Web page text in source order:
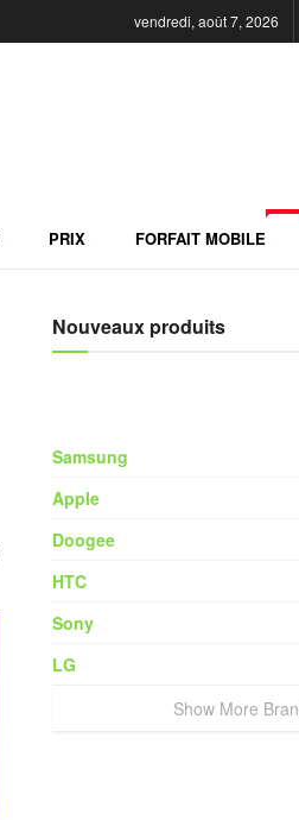
vendredi, août 7, 2026
PRIX FORFAIT MOBILE
Nouveaux produits
Samsung
Apple
Doogee
HTC
Sony
LG
Show More